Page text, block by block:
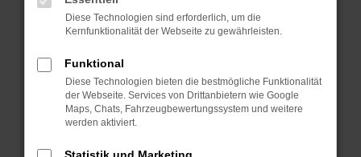
können das Laden bestimmter Seiten
verhindern. Funktioniert die Seite in einem
Fenster?
Starte dein Gerät neu.
Das kann manchmal helfen, vorübergehende
Probleme zu beheben.
Diese Technologien sind erforderlich, um die
Kernfunktionalität der Webseite zu gewährleisten.
Funktional
Diese Technologien bieten die bestmögliche Funktionalität
der Webseite. Services von Drittanbietern wie Google
Maps, Chats, Fahrzeugbewertungssystem und weitere
werden aktiviert.